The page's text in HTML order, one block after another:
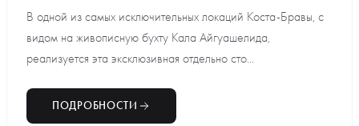
В одной из самых исключительных локаций Коста-Бравы, с
видом на живописную бухту Кала Айгуашелида,
реализуется эта эксклюзивная отдельно сто...
ПОДРОБНОСТИ